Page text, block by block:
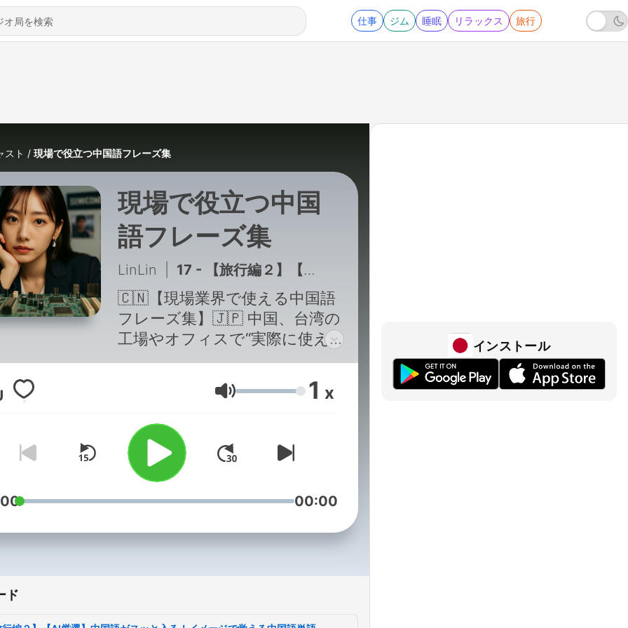
仕事 ジム 睡眠 リラックス 旅行
スト 現場で役立つ中国語フレーズ集
現場で役立つ中国
語フレーズ集
LinLin 17 - 【旅行編２】【AI厳選】中国語がスッと入る！イメージで覚える中国語単語集（日中音声付き）
🇨🇳【現場業界で使える中国語
フレーズ集】🇯🇵 中国、台湾の
工場やオフィスで“実際に使え
る中国語をご紹介！ 出張・駐在
前にこれだけは覚えておきたい
実践フレーズをまとめました。
音量 1 x
00:00
ド
インストール